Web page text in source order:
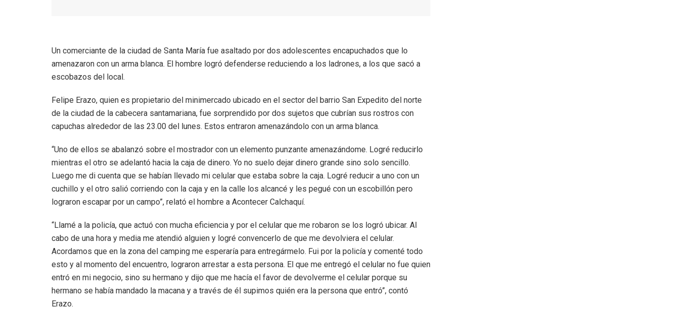
Un comerciante de la ciudad de Santa María fue asaltado por dos adolescentes encapuchados que lo
amenazaron con un arma blanca. El hombre logró defenderse reduciendo a los ladrones, a los que sacó a
escobazos del local.
Felipe Erazo, quien es propietario del minimercado ubicado en el sector del barrio San Expedito del norte
de la ciudad de la cabecera santamariana, fue sorprendido por dos sujetos que cubrían sus rostros con
capuchas alrededor de las 23.00 del lunes. Estos entraron amenazándolo con un arma blanca.
“Uno de ellos se abalanzó sobre el mostrador con un elemento punzante amenazándome. Logré reducirlo
mientras el otro se adelantó hacia la caja de dinero. Yo no suelo dejar dinero grande sino solo sencillo.
Luego me di cuenta que se habían llevado mi celular que estaba sobre la caja. Logré reducir a uno con un
cuchillo y el otro salió corriendo con la caja y en la calle los alcancé y les pegué con un escobillón pero
lograron escapar por un campo”, relató el hombre a Acontecer Calchaquí.
“Llamé a la policía, que actuó con mucha eficiencia y por el celular que me robaron se los logró ubicar. Al
cabo de una hora y media me atendió alguien y logré convencerlo de que me devolviera el celular.
Acordamos que en la zona del camping me esperaría para entregármelo. Fui por la policía y comenté todo
esto y al momento del encuentro, lograron arrestar a esta persona. El que me entregó el celular no fue quien
entró en mi negocio, sino su hermano y dijo que me hacía el favor de devolverme el celular porque su
hermano se había mandado la macana y a través de él supimos quién era la persona que entró”, contó
Erazo.